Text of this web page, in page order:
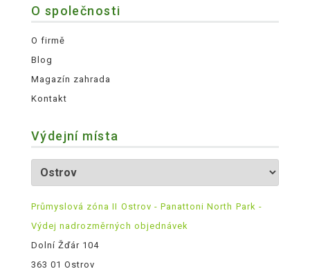
O společnosti
O firmě
Blog
Magazín zahrada
Kontakt
Výdejní místa
Průmyslová zóna II Ostrov - Panattoni North Park -
Výdej nadrozměrných objednávek
Dolní Žďár 104
363 01 Ostrov